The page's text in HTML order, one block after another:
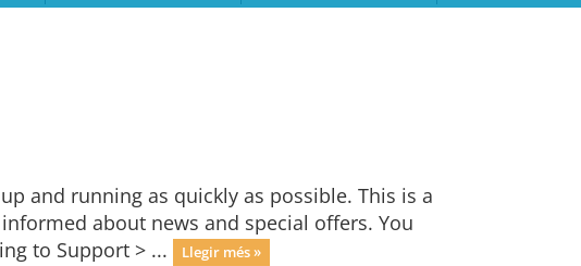
and running as quickly as possible. This is a
about news and special offers. You
to Support > ...
Llegir més »